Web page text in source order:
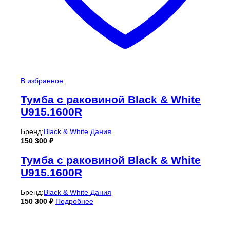
В избранное
Тумба с раковиной Black & White
U915.1600R
Бренд:Black & White Дания
150 300 ₽
Тумба с раковиной Black & White
U915.1600R
Бренд:Black & White Дания
150 300 ₽ Подробнее